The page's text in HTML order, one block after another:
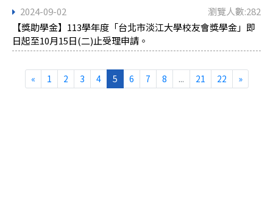
2024-09-02
瀏覽人數:282
【獎助學金】113學年度「台北市淡江大學校友會獎學金」即
日起至10月15日(二)止受理申請。
« 1 2 3 4 5 6 7 8 ... 21 22 »